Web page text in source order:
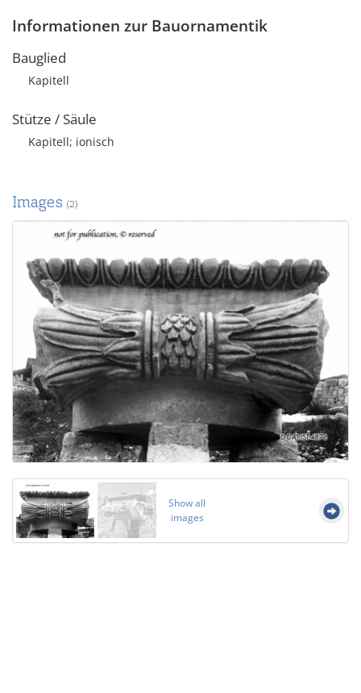
Informationen zur Bauornamentik
Bauglied
Kapitell
Stütze / Säule
Kapitell; ionisch
Images (2)
Show all
images